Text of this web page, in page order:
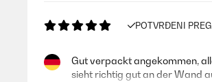
POTVRĐENI
Gut verpackt angekommen,
sieht richtig gut an der Wand